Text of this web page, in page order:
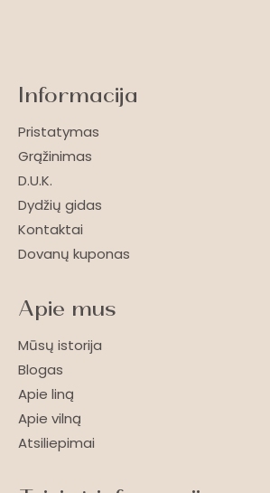
Informacija
Pristatymas
Grąžinimas
D.U.K.
Dydžių gidas
Kontaktai
Dovanų kuponas
Apie mus
Mūsų istorija
Blogas
Apie liną
Apie vilną
Atsiliepimai